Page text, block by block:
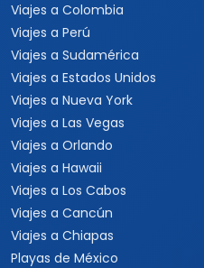
Viajes a Colombia
Viajes a Perú
Viajes a Sudamérica
Viajes a Estados Unidos
Viajes a Nueva York
Viajes a Las Vegas
Viajes a Orlando
Viajes a Hawaii
Viajes a Los Cabos
Viajes a Cancún
Viajes a Chiapas
Playas de México